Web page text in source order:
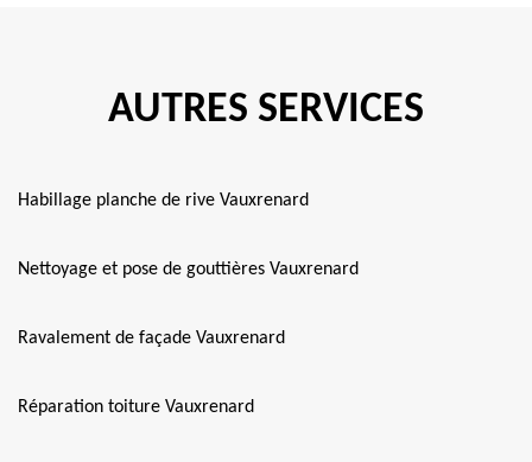
AUTRES SERVICES
Habillage planche de rive Vauxrenard
Nettoyage et pose de gouttières Vauxrenard
Ravalement de façade Vauxrenard
Réparation toiture Vauxrenard